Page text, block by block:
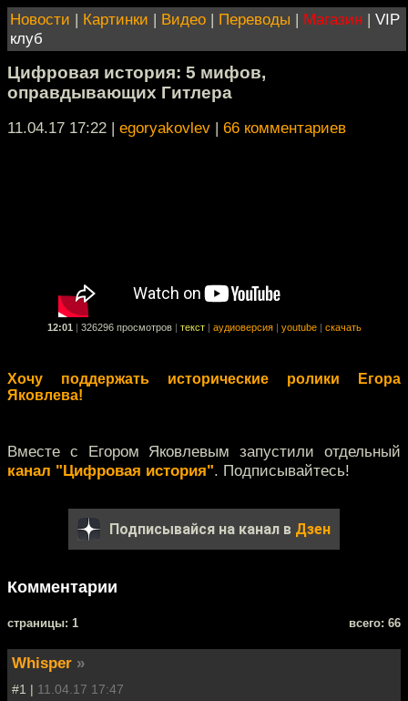
Новости | Картинки | Видео | Переводы | Магазин | VIP
клуб
Цифровая история: 5 мифов,
оправдывающих Гитлера
11.04.17 17:22 | egoryakovlev | 66 комментариев
12:01 326296 просмотров текст аудиоверсия youtube скачать
Хочу поддержать исторические ролики Егора
Яковлева!
Вместе с Егором Яковлевым запустили отдельный
канал "Цифровая история". Подписывайтесь!
Подписывайся на канал в Дзен
Комментарии
cтраницы: 1 всего: 66
Whisper »
#1 | 11.04.17 17:47